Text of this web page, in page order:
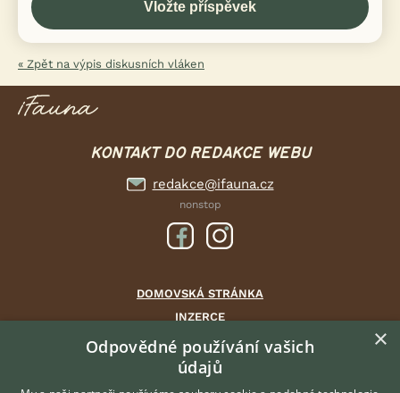
« Zpět na výpis diskusních vláken
KONTAKT DO REDAKCE WEBU
redakce@ifauna.cz
nonstop
DOMOVSKÁ STRÁNKA
INZERCE
DISKUSE
ČLÁNKY
CHOVATELSKÉ STANICE
×
Odpovědné používání vašich
údajů